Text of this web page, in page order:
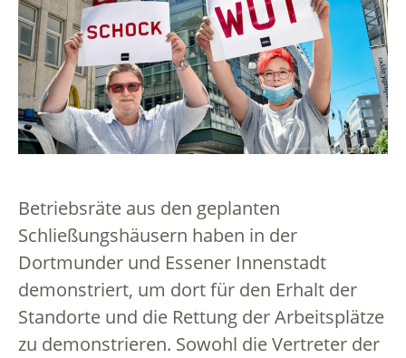
Betriebsräte aus den geplanten
Schließungshäusern haben in der
Dortmunder und Essener Innenstadt
demonstriert, um dort für den Erhalt der
Standorte und die Rettung der Arbeitsplätze
zu demonstrieren. Sowohl die Vertreter der